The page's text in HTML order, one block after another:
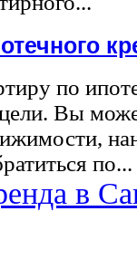
по
Вы
по...
в